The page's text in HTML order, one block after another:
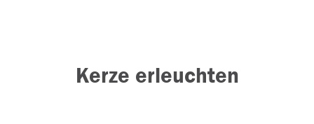
Kerze erleuchten